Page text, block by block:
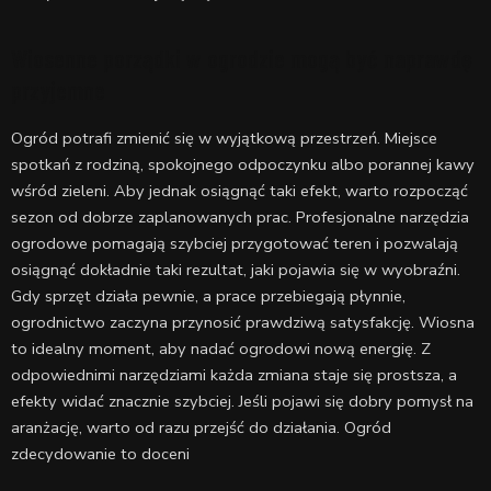
Ogród potrafi zmienić się w wyjątkową przestrzeń. Miejsce
spotkań z rodziną, spokojnego odpoczynku albo porannej kawy
wśród zieleni. Aby jednak osiągnąć taki efekt, warto rozpocząć
sezon od dobrze zaplanowanych prac. Profesjonalne narzędzia
ogrodowe pomagają szybciej przygotować teren i pozwalają
osiągnąć dokładnie taki rezultat, jaki pojawia się w wyobraźni.
Gdy sprzęt działa pewnie, a prace przebiegają płynnie,
ogrodnictwo zaczyna przynosić prawdziwą satysfakcję. Wiosna
to idealny moment, aby nadać ogrodowi nową energię. Z
odpowiednimi narzędziami każda zmiana staje się prostsza, a
efekty widać znacznie szybciej. Jeśli pojawi się dobry pomysł na
aranżację, warto od razu przejść do działania. Ogród
zdecydowanie to doceni